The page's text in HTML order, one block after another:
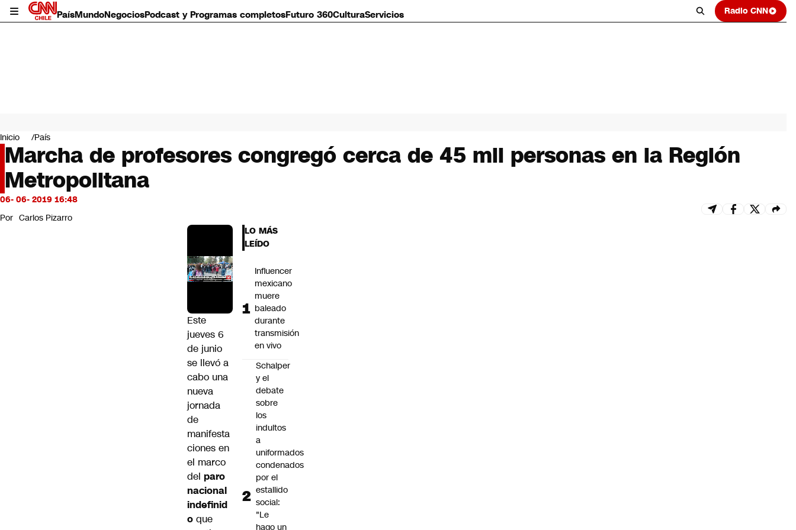
PaísMundoNegociosPodcast y Programas completosFuturo 360CulturaServicios Radio CNN
Mundo
Negocios
Deportes
Programas completos
Cultura
Servicios
Bits
CNN Data
Inicio País
Marcha de profesores congregó cerca de 45 mil personas en la Región
Metropolitana
06- 06- 2019 16:48
Por Carlos Pizarro
Este
jueves 6
de junio
se llevó a
cabo una
nueva
jornada
de
manifesta
ciones en
el marco
del paro
nacional
indefinid
o que
LO MÁS
LEÍDO
Influencer
mexicano
muere
baleado
durante
transmisión
en vivo
Schalper
y el
debate
sobre
los
indultos
a
uniformados
condenados
por el
estallido
social:
"Le
hago un